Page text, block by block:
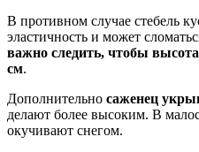
В противном случае стебель
эластичность и может
важно следить, чтобы
см.
Дополнительно саженец
делают более высоким. В
окучивают снегом.